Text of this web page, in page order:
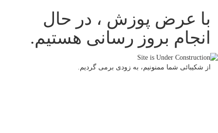
با عرض پوزش ، در حال
انجام بروز رسانی هستیم.
از شکیبائی شما ممنونیم، به زودی برمی گردیم.